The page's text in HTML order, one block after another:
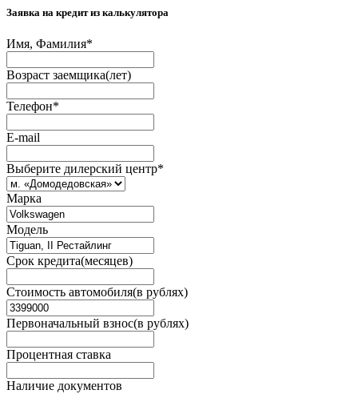
Заявка на кредит из калькулятора
Имя, Фамилия*
Возраст заемщика(лет)
Телефон*
E-mail
Выберите дилерский центр*
Марка
Модель
Срок кредита(месяцев)
Стоимость автомобиля(в рублях)
Первоначальный взнос(в рублях)
Процентная ставка
Наличие документов